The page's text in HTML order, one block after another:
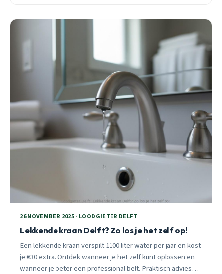
26 NOVEMBER 2025 · LOODGIETER DELFT
Lekkende kraan Delft? Zo los je het zelf op!
Een lekkende kraan verspilt 1100 liter water per jaar en kost
je €30 extra. Ontdek wanneer je het zelf kunt oplossen en
wanneer je beter een professional belt. Praktisch advies